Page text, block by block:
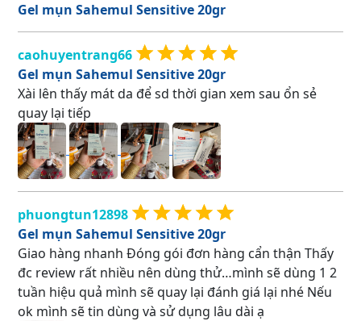
Gel mụn Sahemul Sensitive 20gr
caohuyentrang66
Gel mụn Sahemul Sensitive 20gr
Xài lên thấy mát da để sd thời gian xem sau ổn sẻ
quay lại tiếp
phuongtun12898
Gel mụn Sahemul Sensitive 20gr
Giao hàng nhanh Đóng gói đơn hàng cẩn thận Thấy
đc review rất nhiều nên dùng thử…mình sẽ dùng 1 2
tuần hiệu quả mình sẽ quay lại đánh giá lại nhé Nếu
ok mình sẽ tin dùng và sử dụng lâu dài ạ